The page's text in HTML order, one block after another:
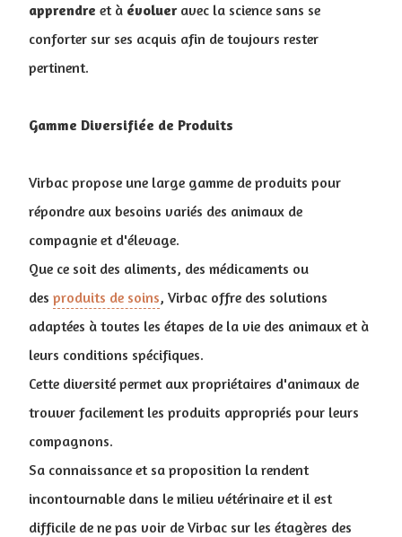
apprendre et à évolueravec la science sans se
conforter sur ses acquis afin de toujours rester
pertinent.
Gamme Diversifiée de Produits
Virbac propose une large gamme de produits pour
répondre aux besoins variés des animaux de
compagnie et d'élevage.
Que ce soit des aliments, des médicaments ou
des produits de soins, Virbac offre des solutions
adaptées à toutes les étapes de la vie des animaux et à
leurs conditions spécifiques.
Cette diversité permet aux propriétaires d'animaux de
trouver facilement les produits appropriés pour leurs
compagnons.
Sa connaissance et sa proposition la rendent
incontournable dans le milieu vétérinaire et il est
difficile de ne pas voir de Virbac sur les étagères des